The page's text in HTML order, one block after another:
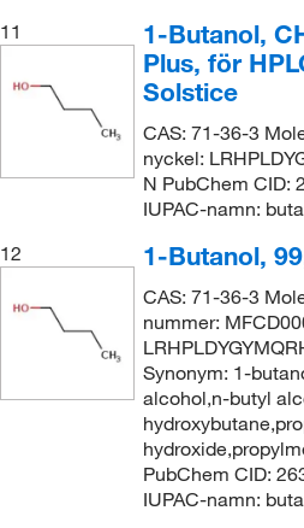
11
1-Butanol,
Plus, för
Solstice
CAS: 71-36-3
nyckel:
N PubChem CID:
IUPAC-namn:
12
1-Butanol,
CAS: 71-36-3
nummer:
Synonym: 1-
alcohol,n-butyl
PubChem CID:
IUPAC-namn: